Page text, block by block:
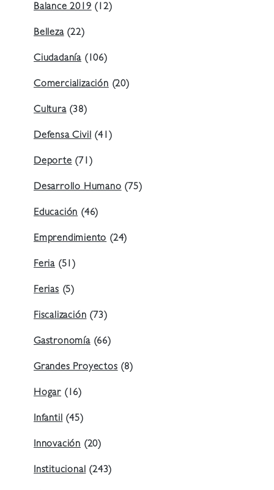
Balance 2019 (12)
Belleza(22)
Ciudadanía (106)
Comercialización (20)
Cultura(38)
Defensa Civil (41)
Deporte (71)
Desarrollo Humano (75)
Educación (46)
Emprendimiento (24)
Feria (51)
Ferias (5)
Fiscalización (73)
Gastronomía(66)
Grandes Proyectos (8)
Hogar (16)
Infantil (45)
Innovación (20)
Institucional (243)